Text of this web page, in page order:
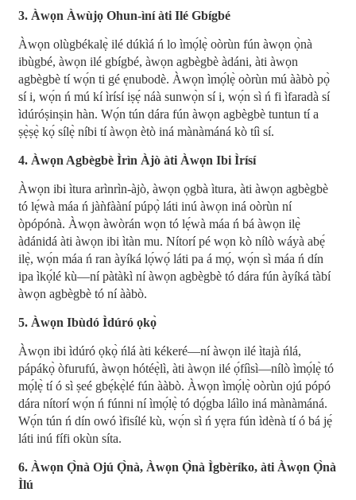
3. Àwọn Àwùjọ Ohun-ìní àti Ilé Gbígbé
Àwọn olùgbékalẹ̀ ilé dúkìá ń lo ìmọ́lẹ̀ oòrùn fún àwọn ọ̀nà
ibùgbé, àwọn ilé gbígbé, àwọn agbègbè àdáni, àti àwọn
agbègbè tí wọ́n ti gé ẹnubodè. Àwọn ìmọ́lẹ̀ oòrùn mú ààbò pọ̀
sí i, wọ́n ń mú kí ìrísí iṣẹ́ náà sunwọ̀n sí i, wọ́n sì ń fi ìfaradà sí
ìdúróṣinṣin hàn. Wọ́n tún dára fún àwọn agbègbè tuntun tí a
ṣẹ̀ṣẹ̀ kọ́ sílẹ̀ níbi tí àwọn ètò iná mànàmáná kò tíì sí.
4. Àwọn Agbègbè Ìrìn Àjò àti Àwọn Ibi Ìrísí
Àwọn ibi ìtura arìnrìn-àjò, àwọn ọgbà ìtura, àti àwọn agbègbè
tó lẹ́wà máa ń jàǹfààní púpọ̀ láti inú àwọn iná oòrùn ní
òpópónà. Àwọn àwòrán wọn tó lẹ́wà máa ń bá àwọn ilẹ̀
àdánidá àti àwọn ibi ìtàn mu. Nítorí pé wọn kò nílò wáyà abẹ́
ilẹ̀, wọ́n máa ń ran àyíká lọ́wọ́ láti pa á mọ́, wọ́n sì máa ń dín
ipa ìkọ́lé kù—ní pàtàkì ní àwọn agbègbè tó dára fún àyíká tàbí
àwọn agbègbè tó ní ààbò.
5. Àwọn Ibùdó Ìdúró ọkọ̀
Àwọn ibi ìdúró ọkọ̀ ńlá àti kékeré—ní àwọn ilé ìtajà ńlá,
pápákọ̀ òfurufú, àwọn hótéẹ̀lì, àti àwọn ilé ọ́fíìsì—nílò ìmọ́lẹ̀ tó
mọ́lẹ̀ tí ó sì ṣeé gbẹ́kẹ̀lé fún ààbò. Àwọn ìmọ́lẹ̀ oòrùn ojú pópó
dára nítorí wọ́n ń fúnni ní ìmọ́lẹ̀ tó dọ́gba láìlo iná mànàmáná.
Wọ́n tún ń dín owó ìfisílé kù, wọ́n sì ń yẹra fún ìdènà tí ó bá jẹ́
láti inú fífi okùn síta.
6. Àwọn Ọ̀nà Ojú Ọ̀nà, Àwọn Ọ̀nà Ìgbèríko, àti Àwọn Ọ̀nà
Ìlú